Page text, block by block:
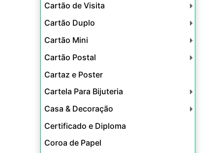
Cartão de Visita
Cartão Duplo
Cartão Mini
Cartão Postal
Cartaz e Poster
Cartela Para Bijuteria
Casa & Decoração
Certificado e Diploma
Coroa de Papel